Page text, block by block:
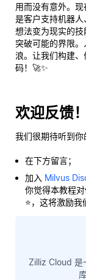
用而没有意外。
是客户支持机器
想法变为现实的技
突破可能的界限
浪。让我们构建
码！🚀✨
欢迎反馈！
我们很期待听到你
在下方留言；
加入 Milvus
你觉得本教程
⭐，这将激励
Zilliz Cloud 是